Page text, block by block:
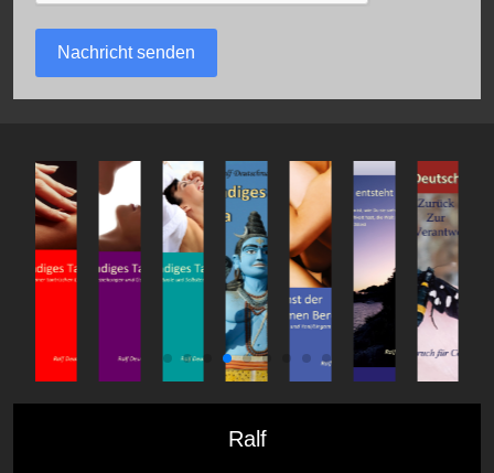
Nachricht senden
Ralf